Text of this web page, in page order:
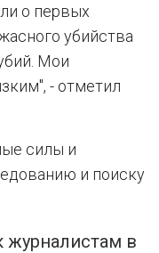
о первых
убийства
Мои
- отметил
силы и
и поиску
журналистам в